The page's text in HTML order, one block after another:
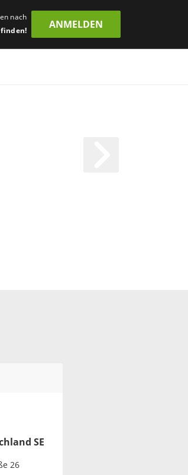
nach
finden!
ANMELDEN
SE
26